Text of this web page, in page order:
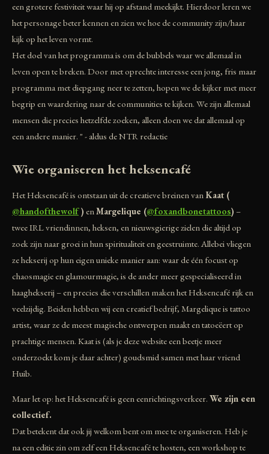
een grotere festiviteit waar hij op afstand meekijkt. Hierdoor leren we
het personage beter kennen en zien we hoe de community zijn/haar
kijk op het leven vormt.
Het doel van het programma is om de bubbels waar we allemaal in
leven open te breken. Door met oprechte interesse een jong, fris maar
programma met diepgang neer te zetten, hopen we de kijker met meer
begrip en waardering naar de communities te kijken. We zijn allemaal
mensen die precies hetzelfde zoeken, alleen doen we dat allemaal op
een andere manier. " - aldus de NTR redactie
Wie organiseren het heksencafé
Het Heksencafé is ontstaan uit de creatieve breinen vanKaat (
@handofthewolf) enMargelique (@foxandbonetattoos) –
twee IRL vriendinnen, heksen, en nieuwsgierige zielen die altijd op
zoek zijn naar groei in hun spiritualiteit en geestruimte. Allebei vliegen
ze hekserij op hun eigen unieke manier aan: waar de één focust op
chaosmagie en glamourmagie, is de ander meer gespecialiseerd in
haaghekserij – en precies die verschillen maken het Heksencafé rijk en
veelzijdig. Beiden hebben wij een creatief bedrijf, Margelique is tattoo
artist, waar ze de meest magische ontwerpen maakt en tatoeëert op
prachtige mensen. Kaat is (als je deze website een beetje meer
onderzoekt kom je daar achter) goudsmid samen met haar vriend
Huib.
Maar let op: het Heksencafé is geen eenrichtingsverkeer. We zijn een
collectief.
Dat betekent dat ook jij welkom bent om mee te organiseren. Heb je
na een editie zin om zelf een Heksencafé te hosten, een workshop te